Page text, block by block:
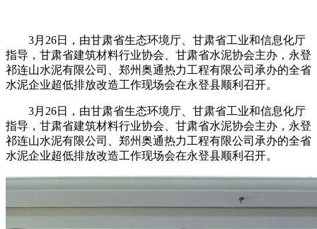
3月26日，由甘肃省生态环境厅、甘肃省工业和信息化厅
指导，甘肃省建筑材料行业协会、甘肃省水泥协会主办，永登
祁连山水泥有限公司、郑州奥通热力工程有限公司承办的全省
水泥企业超低排放改造工作现场会在永登县顺利召开。
3月26日，由甘肃省生态环境厅、甘肃省工业和信息化厅
指导，甘肃省建筑材料行业协会、甘肃省水泥协会主办，永登
祁连山水泥有限公司、郑州奥通热力工程有限公司承办的全省
水泥企业超低排放改造工作现场会在永登县顺利召开。